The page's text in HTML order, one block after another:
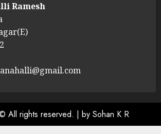
Ramesh
All rights reserved. | by Sohan K R